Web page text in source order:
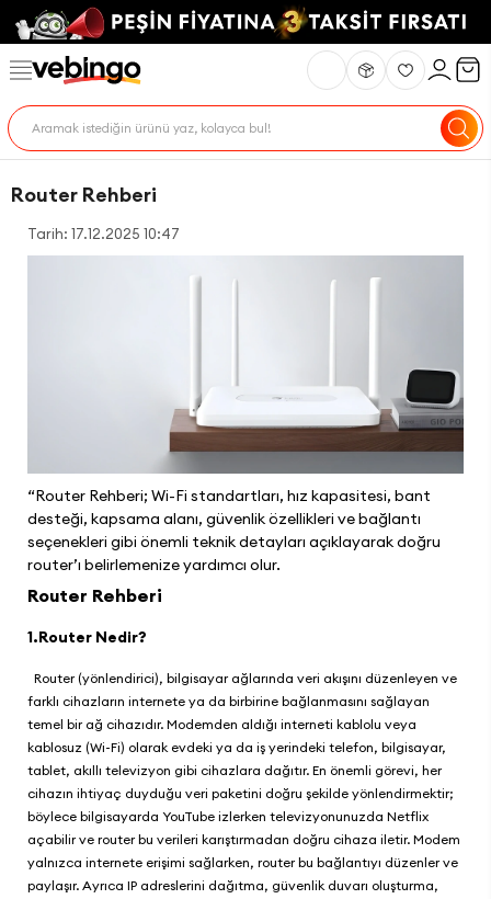
Router Rehberi
Tarih: 17.12.2025 10:47
“Router Rehberi; Wi-Fi standartları, hız kapasitesi, bant
desteği, kapsama alanı, güvenlik özellikleri ve bağlantı
seçenekleri gibi önemli teknik detayları açıklayarak doğru
router’ı belirlemenize yardımcı olur.
Router Rehberi
1.Router Nedir?
Router (yönlendirici), bilgisayar ağlarında veri akışını düzenleyen ve
farklı cihazların internete ya da birbirine bağlanmasını sağlayan
temel bir ağ cihazıdır. Modemden aldığı interneti kablolu veya
kablosuz (Wi-Fi) olarak evdeki ya da iş yerindeki telefon, bilgisayar,
tablet, akıllı televizyon gibi cihazlara dağıtır. En önemli görevi, her
cihazın ihtiyaç duyduğu veri paketini doğru şekilde yönlendirmektir;
böylece bilgisayarda YouTube izlerken televizyonunuzda Netflix
açabilir ve router bu verileri karıştırmadan doğru cihaza iletir. Modem
yalnızca internete erişimi sağlarken, router bu bağlantıyı düzenler ve
paylaşır. Ayrıca IP adreslerini dağıtma, güvenlik duvarı oluşturma,